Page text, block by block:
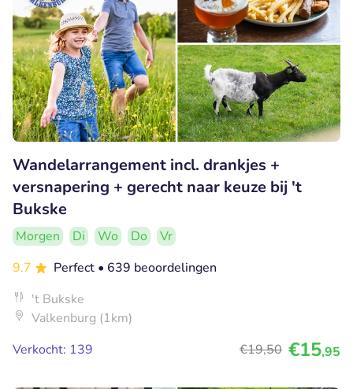
Wandelarrangement incl. drankjes +
versnapering + gerecht naar keuze bij 't
Bukske
Morgen Di Wo Do
Vr
9.7
Perfect • 639 beoordelingen
't Bukske
Valkenburg (1km)
Verkocht: 139
€19,50 €15,95